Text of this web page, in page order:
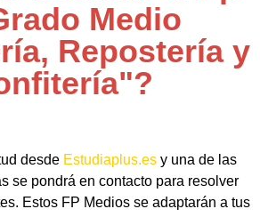
Medio
Repostería y
desde Estudiaplus.es y una de las
se pondrá en contacto para resolver
Estos FP Medios se adaptarán a tus